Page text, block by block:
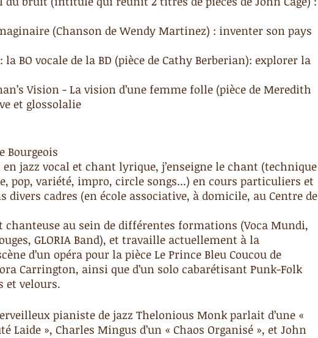
(Chanson de Wendy Martinez) : inventer son pays
la BO vocale de la BD (pièce de Cathy Berberian): explorer la
Vision - La vision d’une femme folle (pièce de Meredith
et glossolalie
Bourgeois
en jazz vocal et chant lyrique, j’enseigne le chant (technique
pop, variété, impro, circle songs...) en cours particuliers et
divers cadres (en école associative, à domicile, au Centre de
chanteuse au sein de différentes formations (Voca Mundi,
GLORIA Band), et travaille actuellement à la
d’un opéra pour la pièce Le Prince Bleu Coucou de
Carrington, ainsi que d’un solo cabarétisant Punk-Folk
et velours.
pianiste de jazz Thelonious Monk parlait d’une «
Laide », Charles Mingus d’un « Chaos Organisé », et John